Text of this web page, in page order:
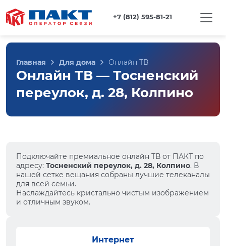
+7 (812) 595-81-21
Главная Для дома Онлайн ТВ
Онлайн ТВ — Тосненский
переулок, д. 28, Колпино
Подключайте премиальное онлайн ТВ от ПАКТ по
адресу: Тосненский переулок, д. 28, Колпино. В
нашей сетке вещания собраны лучшие телеканалы
для всей семьи.
Наслаждайтесь кристально чистым изображением
и отличным звуком.
Интернет